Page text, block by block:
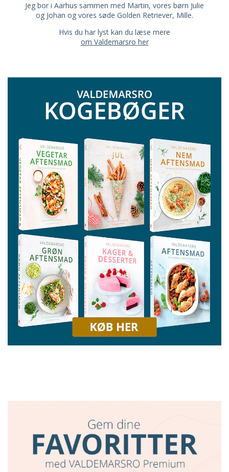
Jeg bor i Aarhus sammen med Martin, vores børn Julie
og Johan og vores søde Golden Retriever, Mille.
Hvis du har lyst kan du læse mere
om Valdemarsro her